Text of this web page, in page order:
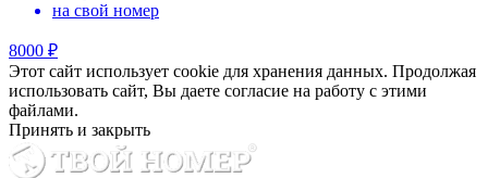
на свой номер
8000 ₽
Этот сайт использует cookie для хранения данных. Продолжая
использовать сайт, Вы даете согласие на работу с этими
файлами.
Принять и закрыть